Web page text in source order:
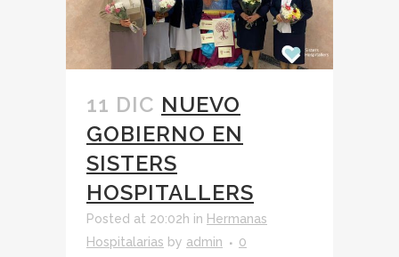
11 DIC NUEVO
GOBIERNO EN
SISTERS
HOSPITALLERS
Posted at 20:02h in Hermanas
Hospitalarias by admin
0